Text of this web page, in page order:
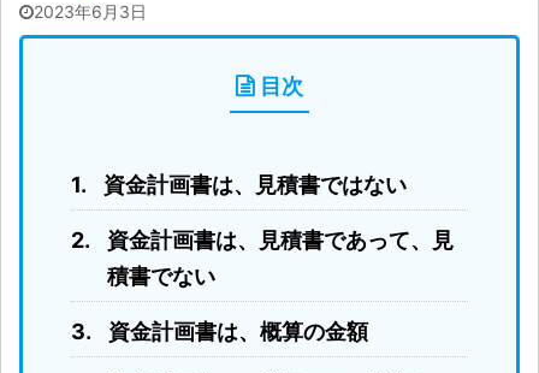
2023年6月3日
目次
資金計画書は、見積書ではない
資金計画書は、見積書であって、見
積書でない
資金計画書は、概算の金額